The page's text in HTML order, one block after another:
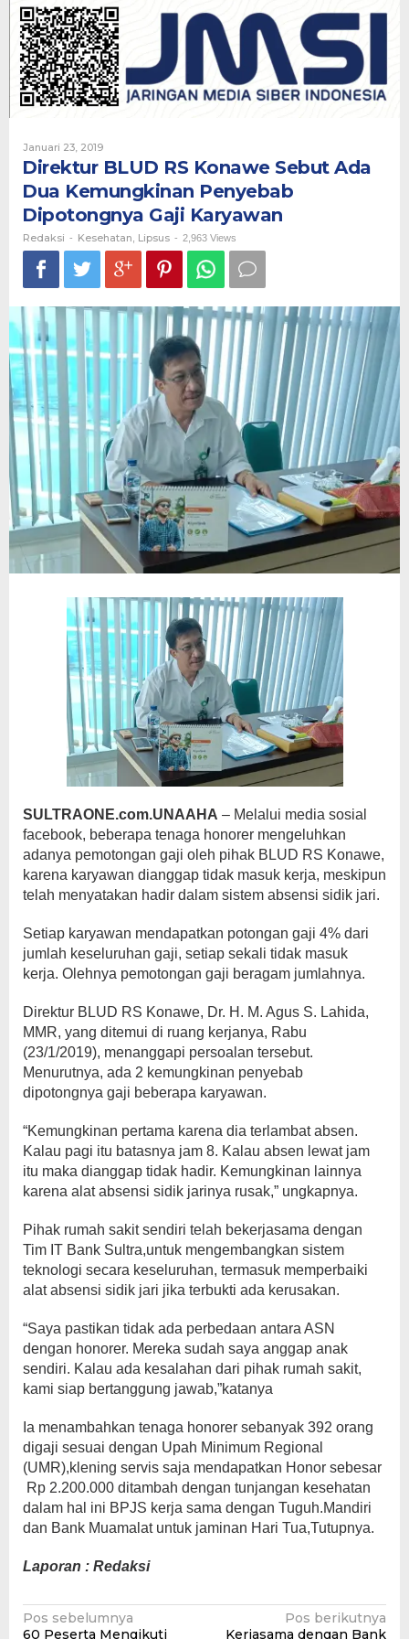
Sebut
Dua
Kemungkinan
Penyebab
Januari 23, 2019Oleh
Direktur BLUD RS Konawe Sebut Ada
Dua Kemungkinan Penyebab
Dipotongnya Gaji Karyawan
Redaksi - Kesehatan Lipsus - 2,963 Views
SULTRAONE.com.UNAAHA – Melalui media sosial
facebook, beberapa tenaga honorer mengeluhkan
adanya pemotongan gaji oleh pihak BLUD RS Konawe,
karena karyawan dianggap tidak masuk kerja, meskipun
telah menyatakan hadir dalam sistem absensi sidik jari.
Setiap karyawan mendapatkan potongan gaji 4% dari
jumlah keseluruhan gaji, setiap sekali tidak masuk
kerja. Olehnya pemotongan gaji beragam jumlahnya.
Direktur BLUD RS Konawe, Dr. H. M. Agus S. Lahida,
MMR, yang ditemui di ruang kerjanya, Rabu
(23/1/2019), menanggapi persoalan tersebut.
Menurutnya, ada 2 kemungkinan penyebab
dipotongnya gaji beberapa karyawan.
“Kemungkinan pertama karena dia terlambat absen.
Kalau pagi itu batasnya jam 8. Kalau absen lewat jam
itu maka dianggap tidak hadir. Kemungkinan lainnya
karena alat absensi sidik jarinya rusak,” ungkapnya.
Pihak rumah sakit sendiri telah bekerjasama dengan
Tim IT Bank Sultra,untuk mengembangkan sistem
teknologi secara keseluruhan, termasuk memperbaiki
alat absensi sidik jari jika terbukti ada kerusakan.
“Saya pastikan tidak ada perbedaan antara ASN
dengan honorer. Mereka sudah saya anggap anak
sendiri. Kalau ada kesalahan dari pihak rumah sakit,
kami siap bertanggung jawab,”katanya
Ia menambahkan tenaga honorer sebanyak 392 orang
digaji sesuai dengan Upah Minimum Regional
(UMR),klening servis saja mendapatkan Honor sebesar
Rp 2.200.000 ditambah dengan tunjangan kesehatan
dalam hal ini BPJS kerja sama dengan Tuguh.Mandiri
dan Bank Muamalat untuk jaminan Hari Tua,Tutupnya.
Laporan : Redaksi
Navigasi
Pos sebelumnya
60 Peserta Mengikuti
Pos berikutnya
Kerjasama dengan Bank